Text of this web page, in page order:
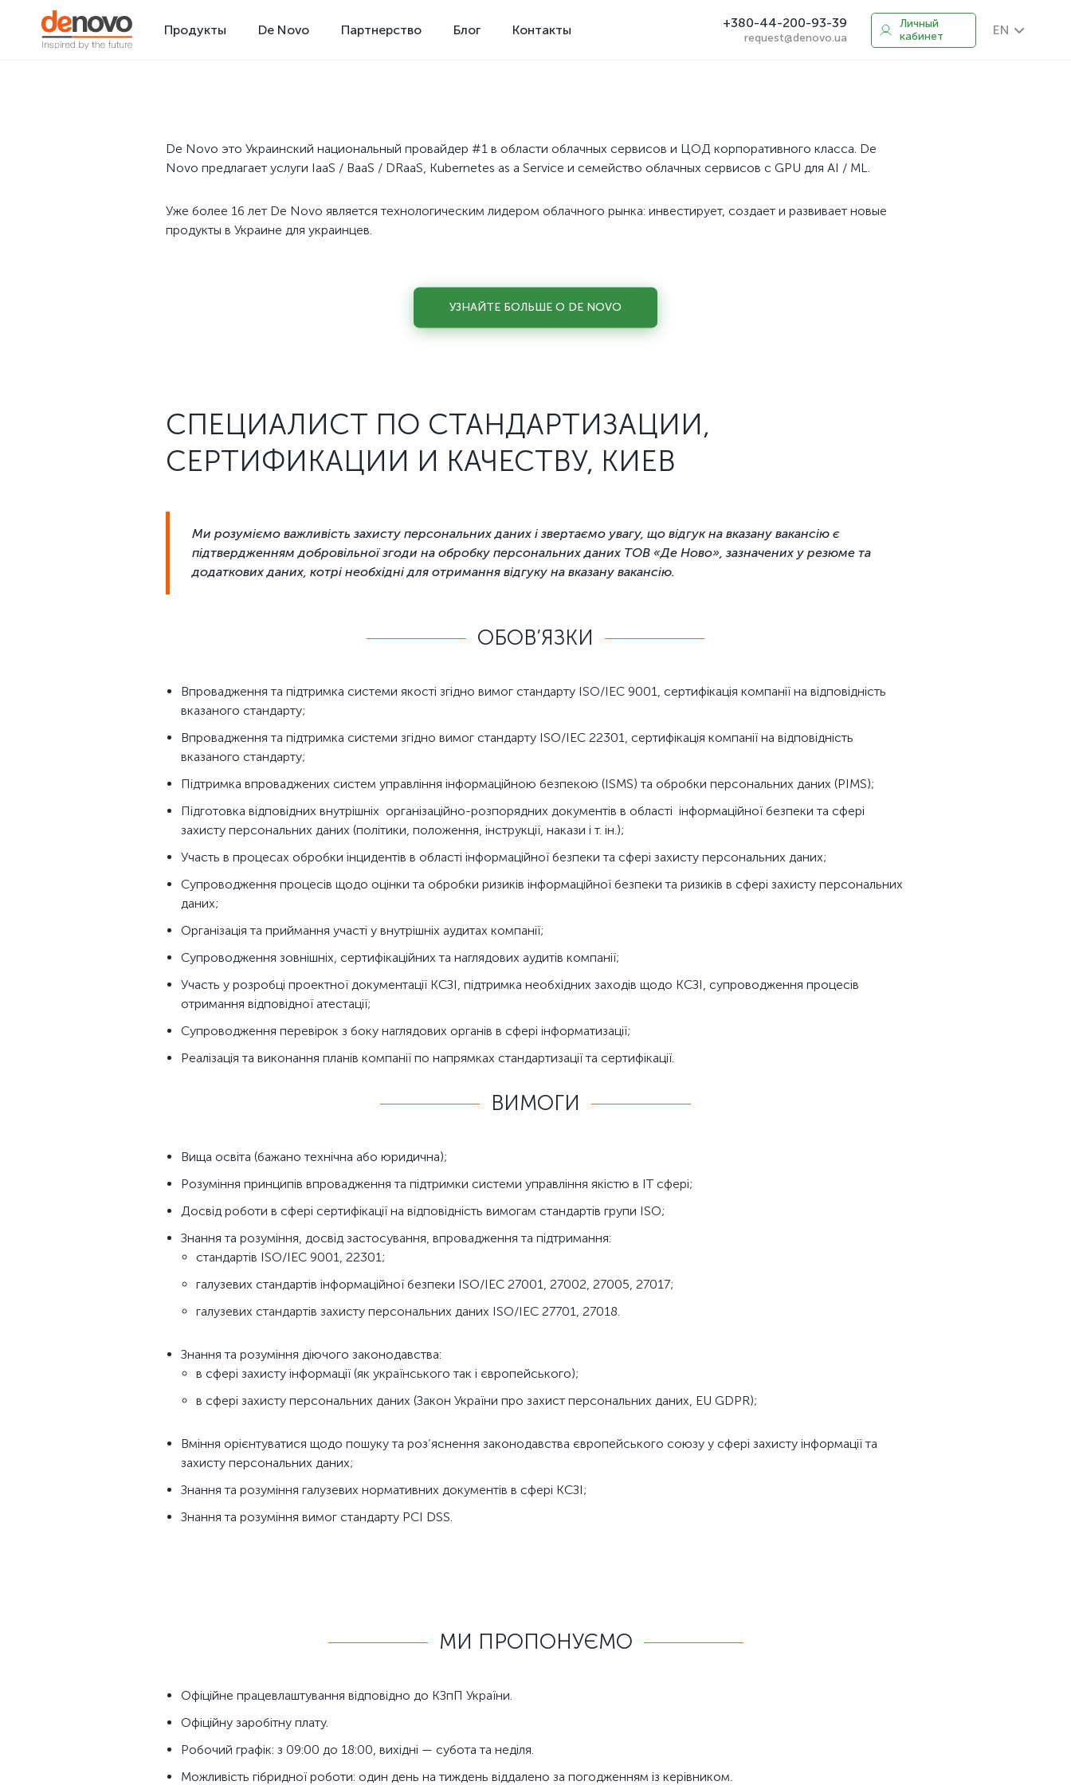
Продукты De Novo Партнерство Блог Контакты +380-44-200-93-39
request@denovo.ua
Личный
кабинет
EN
De Novo это Украинский национальный провайдер #1 в области облачных сервисов и ЦОД корпоративного класса. De
Novo предлагает услуги IaaS / BaaS / DRaaS, Kubernetes as a Service и семейство облачных сервисов с GPU для AI / ML.
Уже более 16 лет De Novo является технологическим лидером облачного рынка: инвестирует, создает и развивает новые
продукты в Украине для украинцев.
УЗНАЙТЕ БОЛЬШЕ О DE NOVO
СПЕЦИАЛИСТ ПО СТАНДАРТИЗАЦИИ,
СЕРТИФИКАЦИИ И КАЧЕСТВУ, КИЕВ
Ми розуміємо важливість захисту персональних даних і звертаємо увагу, що відгук на вказану вакансію є
підтвердженням добровільної згоди на обробку персональних даних ТОВ «Де Ново», зазначених у резюме та
додаткових даних, котрі необхідні для отримання відгуку на вказану вакансію.
ОБОВ’ЯЗКИ
Впровадження та підтримка системи якості згідно вимог стандарту ISO/IEC 9001, сертифікація компанії на відповідність
вказаного стандарту;
Впровадження та підтримка системи згідно вимог стандарту ISO/IEC 22301, сертифікація компанії на відповідність
вказаного стандарту;
Підтримка впроваджених систем управління інформаційною безпекою (ISMS) та обробки персональних даних (PIMS);
Підготовка відповідних внутрішніх організаційно-розпорядних документів в області інформаційної безпеки та сфері
захисту персональних даних (політики, положення, інструкції, накази і т. ін.);
Участь в процесах обробки інцидентів в області інформаційної безпеки та сфері захисту персональних даних;
Супроводження процесів щодо оцінки та обробки ризиків інформаційної безпеки та ризиків в сфері захисту персональних
даних;
Організація та приймання участі у внутрішніх аудитах компанії;
Супроводження зовнішніх, сертифікаційних та наглядових аудитів компанії;
Участь у розробці проектної документації КСЗІ, підтримка необхідних заходів щодо КСЗІ, супроводження процесів
отримання відповідної атестації;
Супроводження перевірок з боку наглядових органів в сфері інформатизації;
Реалізація та виконання планів компанії по напрямках стандартизації та сертифікації.
ВИМОГИ
Вища освіта (бажано технічна або юридична);
Розуміння принципів впровадження та підтримки системи управління якістю в ІТ сфері;
Досвід роботи в сфері сертифікації на відповідність вимогам стандартів групи ISO;
Знання та розуміння, досвід застосування, впровадження та підтримання:
стандартів ISO/IEC 9001, 22301;
галузевих стандартів інформаційної безпеки ISO/IEC 27001, 27002, 27005, 27017;
галузевих стандартів захисту персональних даних ISO/IEC 27701, 27018.
Знання та розуміння діючого законодавства:
в сфері захисту інформації (як українського так і європейського);
в сфері захисту персональних даних (Закон України про захист персональних даних, EU GDPR);
Вміння орієнтуватися щодо пошуку та роз’яснення законодавства європейського союзу у сфері захисту інформації та
захисту персональних даних;
Знання та розуміння галузевих нормативних документів в сфері КСЗІ;
Знання та розуміння вимог стандарту PCI DSS.
МИ ПРОПОНУЄМО
Офіційне працевлаштування відповідно до КЗпП України.
Офіційну заробітну плату.
Робочий графік: з 09:00 до 18:00, вихідні — субота та неділя.
Можливість гібридної роботи: один день на тиждень віддалено за погодженням із керівником.